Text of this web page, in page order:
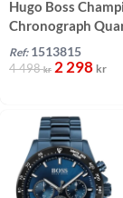
Hugo Boss
Chronograph
Grå/Läder 44 mm
Ref: 1513815
4 498kr 2 298 kr